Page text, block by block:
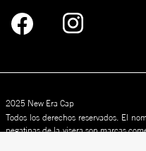
2025 New Era Cap
Todos los derechos reservados. El
pegatinas de la visera son marcas